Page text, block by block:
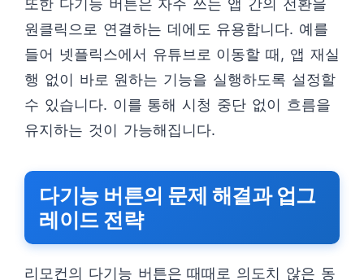
또한 다기능 버튼은 자주 쓰는 앱 간의 전환을
원클릭으로 연결하는 데에도 유용합니다. 예를
들어 넷플릭스에서 유튜브로 이동할 때, 앱 재실
행 없이 바로 원하는 기능을 실행하도록 설정할
수 있습니다. 이를 통해 시청 중단 없이 흐름을
유지하는 것이 가능해집니다.
다기능 버튼의 문제 해결과 업그
레이드 전략
리모컨의 다기능 버튼은 때때로 의도치 않은 동